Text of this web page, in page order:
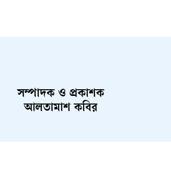
সম্পাদক ও প্রকাশক
আলতামাশ কবির